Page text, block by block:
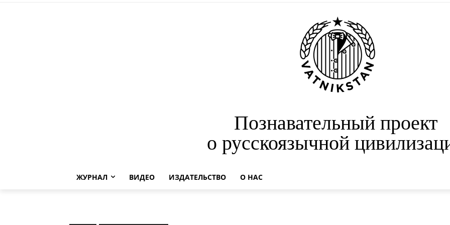
Познавательный проект
о русскоязычной
ЖУРНАЛ ВИДЕО ИЗДАТЕЛЬСТВО О НАС